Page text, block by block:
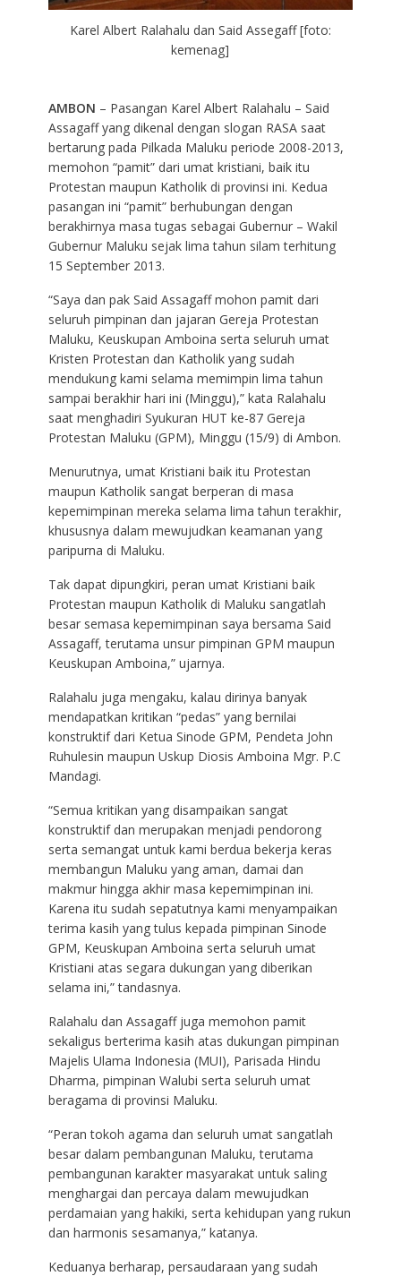
Karel Albert Ralahalu dan Said Assegaff [foto:
kemenag]
AMBON – Pasangan Karel Albert Ralahalu – Said
Assagaff yang dikenal dengan slogan RASA saat
bertarung pada Pilkada Maluku periode 2008-2013,
memohon “pamit” dari umat kristiani, baik itu
Protestan maupun Katholik di provinsi ini. Kedua
pasangan ini “pamit” berhubungan dengan
berakhirnya masa tugas sebagai Gubernur – Wakil
Gubernur Maluku sejak lima tahun silam terhitung
15 September 2013.
“Saya dan pak Said Assagaff mohon pamit dari
seluruh pimpinan dan jajaran Gereja Protestan
Maluku, Keuskupan Amboina serta seluruh umat
Kristen Protestan dan Katholik yang sudah
mendukung kami selama memimpin lima tahun
sampai berakhir hari ini (Minggu),” kata Ralahalu
saat menghadiri Syukuran HUT ke-87 Gereja
Protestan Maluku (GPM), Minggu (15/9) di Ambon.
Menurutnya, umat Kristiani baik itu Protestan
maupun Katholik sangat berperan di masa
kepemimpinan mereka selama lima tahun terakhir,
khususnya dalam mewujudkan keamanan yang
paripurna di Maluku.
Tak dapat dipungkiri, peran umat Kristiani baik
Protestan maupun Katholik di Maluku sangatlah
besar semasa kepemimpinan saya bersama Said
Assagaff, terutama unsur pimpinan GPM maupun
Keuskupan Amboina,” ujarnya.
Ralahalu juga mengaku, kalau dirinya banyak
mendapatkan kritikan “pedas” yang bernilai
konstruktif dari Ketua Sinode GPM, Pendeta John
Ruhulesin maupun Uskup Diosis Amboina Mgr. P.C
Mandagi.
“Semua kritikan yang disampaikan sangat
konstruktif dan merupakan menjadi pendorong
serta semangat untuk kami berdua bekerja keras
membangun Maluku yang aman, damai dan
makmur hingga akhir masa kepemimpinan ini.
Karena itu sudah sepatutnya kami menyampaikan
terima kasih yang tulus kepada pimpinan Sinode
GPM, Keuskupan Amboina serta seluruh umat
Kristiani atas segara dukungan yang diberikan
selama ini,” tandasnya.
Ralahalu dan Assagaff juga memohon pamit
sekaligus berterima kasih atas dukungan pimpinan
Majelis Ulama Indonesia (MUI), Parisada Hindu
Dharma, pimpinan Walubi serta seluruh umat
beragama di provinsi Maluku.
“Peran tokoh agama dan seluruh umat sangatlah
besar dalam pembangunan Maluku, terutama
pembangunan karakter masyarakat untuk saling
menghargai dan percaya dalam mewujudkan
perdamaian yang hakiki, serta kehidupan yang rukun
dan harmonis sesamanya,” katanya.
Keduanya berharap, persaudaraan yang sudah